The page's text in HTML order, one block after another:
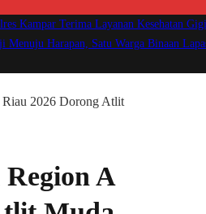
Kampar Terima Layanan Kesehatan
Menuju Harapan, Satu Warga Binaan
2026 Dorong Atlit
A